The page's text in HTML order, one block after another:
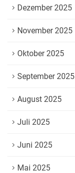
Dezember 2025
November 2025
Oktober 2025
September 2025
August 2025
Juli 2025
Juni 2025
Mai 2025